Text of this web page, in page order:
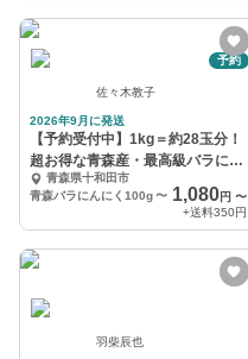
予約
佐々木教子
2026年9月に発送
【予約受付中】1kg＝約28玉分！
超お得な青森産・最高級バラにん
にく青森県十和田市
青森バラにんにく100g〜 1,080円 〜
+送料350円
羽柴辰也